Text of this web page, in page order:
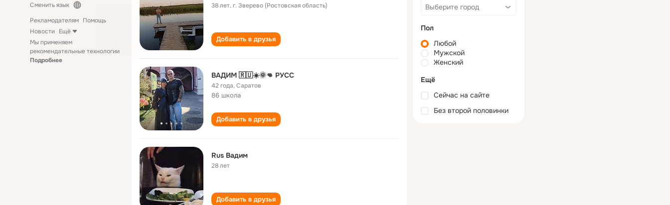
Сменить язык
Рекламодателям Помощь
Новости Ещё
Мы применяем
рекомендательные технологии
Подробнее
38 лет,г. Зверево (Ростовская область)
Добавить в друзья
ВАДИМ 🇷🇺☀️🌞👊 РУСС
42 года,Саратов
86 школа
Добавить в друзья
Rus Вадим
28 лет
Добавить в друзья
Пол
Любой
Мужской
Женский
Ещё
Сейчас на сайте
Без второй половинки